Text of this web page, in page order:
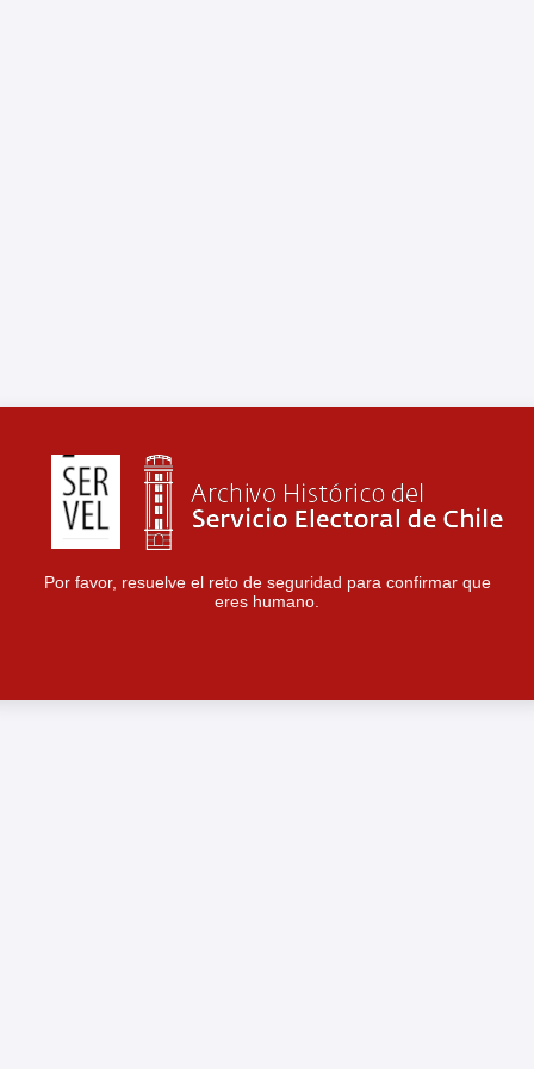
Por favor, resuelve el reto de seguridad para confirmar que
eres humano.